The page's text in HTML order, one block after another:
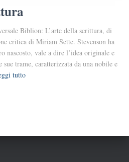
Biblion: L’arte della scrittura, di
critica di Miriam Sette. Stevenson ha
nascosto, vale a dire l’idea originale e
trame, caratterizzata da una nobile e
tutto